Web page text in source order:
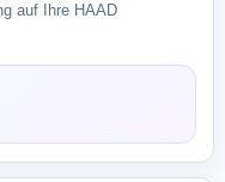
auf Ihre HAAD